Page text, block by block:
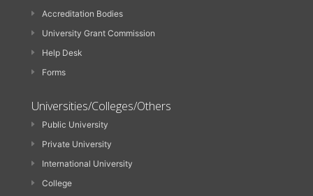
Accreditation Bodies
University Grant Commission
Help Desk
Forms
Universities/Colleges/Others
Public University
Private University
International University
College